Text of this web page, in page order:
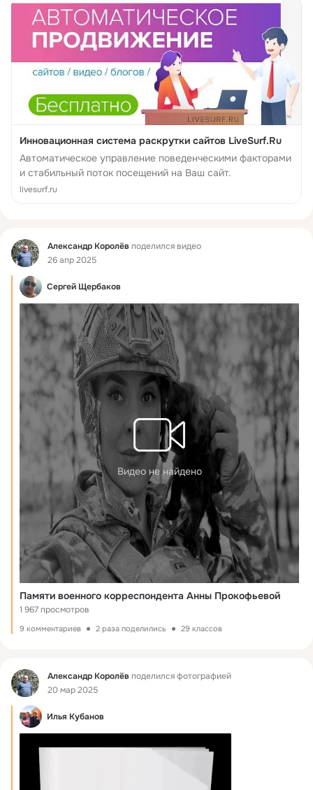
Инновационная система раскрутки сайтов LiveSurf.Ru
Автоматическое управление поведенческими факторами
и стабильный поток посещений на Ваш сайт.
livesurf.ru
Фид Александр Королёв поделился видео
26 апр 2025
Сeргей Щербаков
Видео не найдено
Памяти военного корреспондента Анны Прокофьевой
1 967 просмотров
9 комментариев 2 раза поделились 29 классов
Фид Александр Королёв поделился фотографией
20 мар 2025
Илья Кубанов